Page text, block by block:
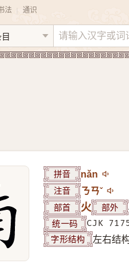
法 通识
拼音 nǎn
注音 ㄋㄢˇ
部首 火 部外
统一码 CJK
字形结构 左右结